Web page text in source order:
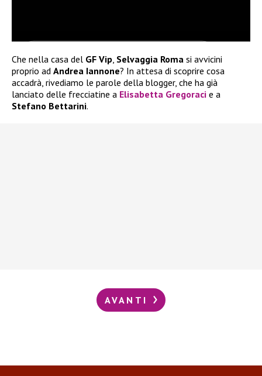
Che nella casa del GF Vip Selvaggia Roma si avvicini
proprio ad Andrea Iannone? In attesa di scoprire cosa
accadrà, rivediamo le parole della blogger, che ha già
lanciato delle frecciatine a Elisabetta Gregoraci e a
Stefano Bettarini.
AVANTI